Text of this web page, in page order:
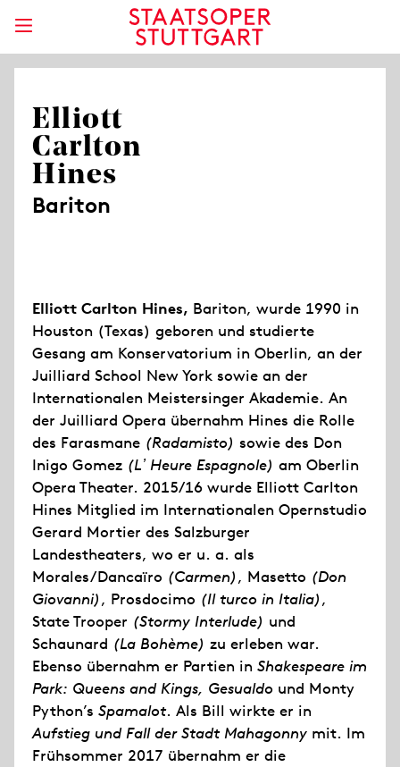
Elliott
Carlton
Hines
Bariton
Elliott Carlton Hines, Bariton, wurde 1990 in
Houston (Texas) geboren und studierte
Gesang am Konservatorium in Oberlin, an der
Juilliard School New York sowie an der
Internationalen Meistersinger Akademie. An
der Juilliard Opera übernahm Hines die Rolle
des Farasmane (Radamisto) sowie des Don
Inigo Gomez (Lʼ Heure Espagnole) am Oberlin
Opera Theater. 2015/16 wurde Elliott Carlton
Hines Mitglied im Internationalen Opernstudio
Gerard Mortier des Salzburger
Landestheaters, wo er u. a. als
Morales/Dancaïro (Carmen), Masetto (Don
Giovanni), Prosdocimo (Il turco in Italia),
State Trooper (Stormy Interlude) und
Schaunard (La Bohème) zu erleben war.
Ebenso übernahm er Partien in Shakespeare im
Park: Queens and Kings, Gesualdo und Monty
Python’s Spamalot. Als Bill wirkte er in
Aufstieg und Fall der Stadt Mahagonny mit. Im
Frühsommer 2017 übernahm er die